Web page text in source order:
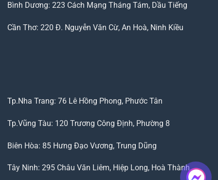
Bình Dương: 223 Cách Mạng Tháng Tám, Dầu Tiếng
Cần Thơ: 220 Đ. Nguyễn Văn Cừ, An Hoà, Ninh Kiều
Tp.Nha Trang: 76 Lê Hồng Phong, Phước Tân
Tp.Vũng Tàu: 120 Trương Công Định, Phường 8
Biên Hòa: 85 Hưng Đạo Vương, Trung Dũng
Tây Ninh: 295 Châu Văn Liêm, Hiệp Long, Hoà Thành